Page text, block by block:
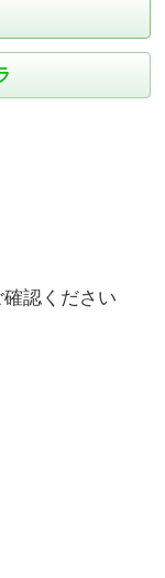
確認ください